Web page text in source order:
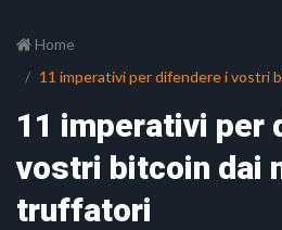
Home
11 imperativi per difendere i vostri
11 imperativi per
vostri bitcoin dai
truffatori